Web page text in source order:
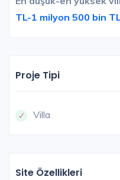
TL-1 milyon 500 bin
Proje Tipi
Villa
Site Özellikleri